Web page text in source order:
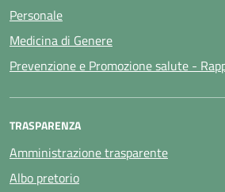
Personale
Medicina di Genere
Prevenzione e Promozione salute -
TRASPARENZA
Amministrazione trasparente
Albo pretorio